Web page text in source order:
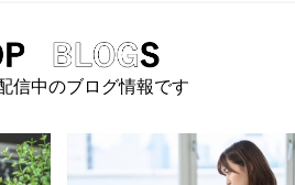
信中のブログ情報です